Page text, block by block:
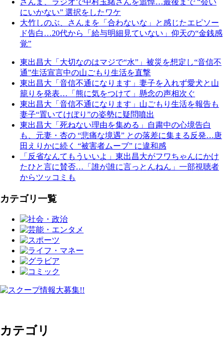
にいかない” 選択をしたワケ
大竹しのぶ、さんまを「合わないな」と感じたエピソー
ド告白…20代から「給与明細見ていない」仰天の“金銭感
覚”
東出昌大「大切なのはマジで“水”」被災を想定し“音信不
通”生活宣言中の山ごもり生活を直撃
東出昌大「音信不通になります」妻子を入れず愛犬と山
籠りを発表…「熊に気をつけて」懸念の声相次ぐ
東出昌大「音信不通になります」山ごもり生活を報告も
妻子“置いてけぼり”の姿勢に疑問噴出
東出昌大「死ねない理由を集める」自粛中の心境告白
も、元妻・杏の “悲痛な境遇” との落差に集まる反発…唐
田えりかに続く “被害者ムーブ” に違和感
「反省なんてもういいよ」東出昌大がフワちゃんにかけ
たひと言に賛否…「誰が誰に言っとんねん」一部視聴者
からツッコミも
カテゴリ一覧
カテゴリ